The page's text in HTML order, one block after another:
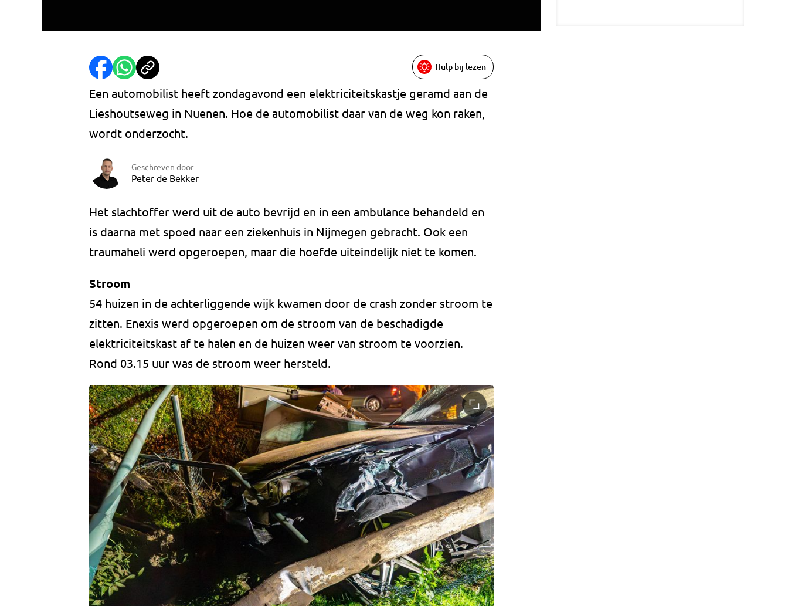
Hulp bij lezen
Een automobilist heeft zondagavond een elektriciteitskastje geramd aan de
Lieshoutseweg in Nuenen. Hoe de automobilist daar van de weg kon raken,
wordt onderzocht.
Geschreven door
Peter de Bekker
Het slachtoffer werd uit de auto bevrijd en in een ambulance behandeld en
is daarna met spoed naar een ziekenhuis in Nijmegen gebracht. Ook een
traumaheli werd opgeroepen, maar die hoefde uiteindelijk niet te komen.
Stroom
54 huizen in de achterliggende wijk kwamen door de crash zonder stroom te
zitten. Enexis werd opgeroepen om de stroom van de beschadigde
elektriciteitskast af te halen en de huizen weer van stroom te voorzien.
Rond 03.15 uur was de stroom weer hersteld.